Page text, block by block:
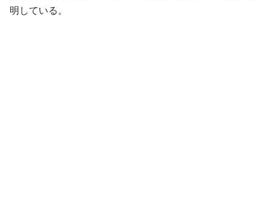
明している。